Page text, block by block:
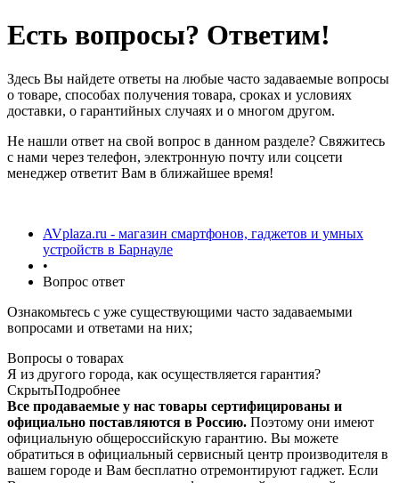
Есть вопросы? Ответим!
Здесь Вы найдете ответы на любые часто задаваемые вопросы
о товаре, способах получения товара, сроках и условиях
доставки, о гарантийных случаях и о многом другом.
Не нашли ответ на свой вопрос в данном разделе? Свяжитесь
с нами через телефон, электронную почту или соцсети
менеджер ответит Вам в ближайшее время!
AVplaza.ru - магазин смартфонов, гаджетов и умных
устройств в Барнауле
•
Вопрос ответ
Ознакомьтесь с уже существующими часто задаваемыми
вопросами и ответами на них;
Вопросы о товарах
Я из другого города, как осуществляется гарантия?
СкрытьПодробнее
Все продаваемые у нас товары сертифицированы и
официально поставляются в Россию. Поэтому они имеют
официальную общероссийскую гарантию. Вы можете
обратиться в официальный сервисный центр производителя в
вашем городе и Вам бесплатно отремонтируют гаджет. Если